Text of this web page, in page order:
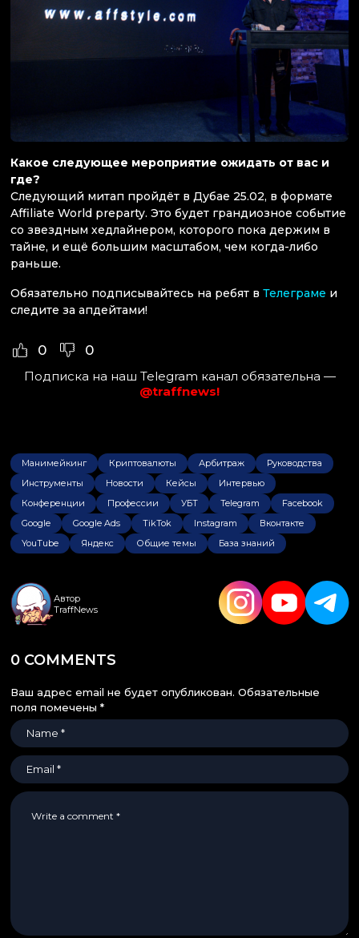
Какое следующее мероприятие ожидать от вас и
где?
Следующий митап пройдёт в Дубае 25.02, в формате
Affiliate World preparty. Это будет грандиозное событие
со звездным хедлайнером, которого пока держим в
тайне, и ещё большим масштабом, чем когда-либо
раньше.
Обязательно подписывайтесь на ребят в Телеграме и
следите за апдейтами!
0 0
Подписка на наш Telegram канал обязательна —
@traffnews!
Манимейкинг Криптовалюты Арбитраж
Руководства
Инструменты
Новости Кейсы
Интервью
Конференции
Профессии УБТ Telegram
Facebook
Google
Google Ads TikTok Instagram
Вконтакте
YouTube
Яндекс Общие темы База знаний
Автор
TraffNews
0 COMMENTS
Ваш адрес email не будет опубликован. Обязательные
поля помечены *